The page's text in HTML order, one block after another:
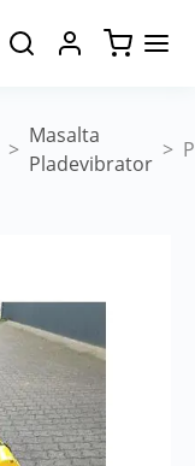
Masalta
Pladevibrator